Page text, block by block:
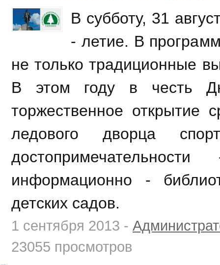
В субботу, 31
- летие. В
не только традиционные
В этом году в честь
торжественное открытие
ледового дворца
информационно -
детских садов.
1 сентября 2013 -
23055 просмотров